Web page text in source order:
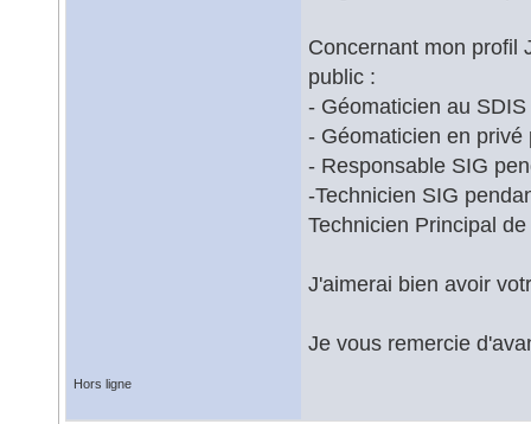
Concernant mon profil
public :
- Géomaticien au
- Géomaticien en privé
- Responsable SIG
-Technicien SIG
Technicien Principal
J'aimerai bien avoir
Je vous remercie
Hors ligne